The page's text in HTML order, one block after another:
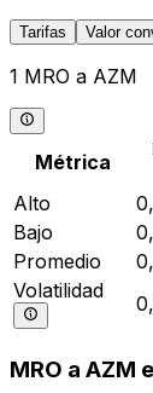
Tarifas Valor
1 MRO a AZM
Métrica
Alto
Bajo
Promedio
Volatilidad
MRO a AZM